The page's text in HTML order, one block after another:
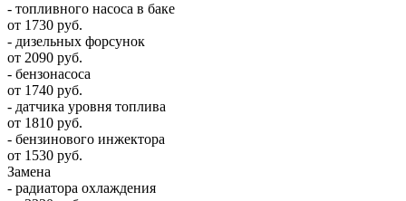
- топливного насоса в баке
от 1730 руб.
- дизельных форсунок
от 2090 руб.
- бензонасоса
от 1740 руб.
- датчика уровня топлива
от 1810 руб.
- бензинового инжектора
от 1530 руб.
Замена
- радиатора охлаждения